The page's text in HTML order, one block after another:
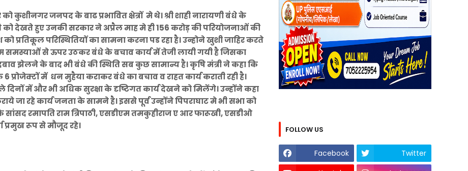
कुशीनगर जनपद के बाढ प्रभावित क्षेत्रों मे थे। श्री शाही नारायणी बंधे के
को देखते हुए उनकी सरकार ने अप्रैल माह मे ही 156 करोड़ की परियोजनाओं की
प्रतिकूल परिस्थितियों का सामना करना पड रहा है। उन्होने खुशी जाहिर करते
समस्याओं से ऊपर उठकर बंधे के बचाव कार्य में तेजी लायी गयी है जिसका
झेलने के बाद भी बंधे की स्थिति सब कुछ सामान्य है। कृषि मंत्री ने कहा कि
प्रोजेक्टों में धन मुहैया कराकर बंधे का बचाव व राहत कार्य कराती रही है।
में और भी अधिक सुरक्षा के दृष्टिगत कार्य देखने को मिलेंगे। उन्होंने कहा
जा रहे कार्य जनता के सामने है। इससे पूर्व उन्होंने पिपराघाट मे भी सभा को
सांसद रमापति राम त्रिपाठी, एसडीएम तमकुहीराज ए आर फारूखी, एसडीओ
प्रमुख रूप से मौजूद रहे।
FOLLOW US
Facebook
Twitter